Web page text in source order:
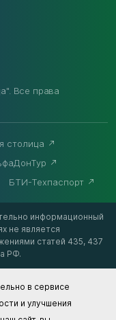
Все права
столица
БТИ-Техпаспорт
информационный
не является
статей 435, 437
РФ.
в сервисе
и улучшения